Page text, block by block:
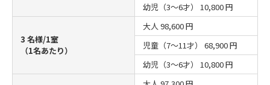
幼児（3～6才） 10,800 円
3 名様/1室
（1名あたり）
大人 98,600 円
児童（7～11才） 68,900 円
幼児（3～6才） 10,800 円